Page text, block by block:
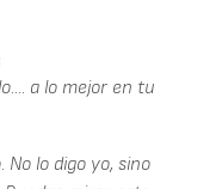
a lo mejor en tu
lo digo yo, sino